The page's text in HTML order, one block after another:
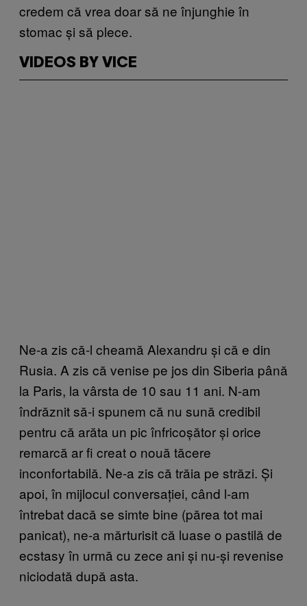
credem că vrea doar să ne înjunghie în
stomac și să plece.
VIDEOS BY VICE
Ne-a zis că-l cheamă Alexandru și că e din
Rusia. A zis că venise pe jos din Siberia până
la Paris, la vârsta de 10 sau 11 ani. N-am
îndrăznit să-i spunem că nu sună credibil
pentru că arăta un pic înfricoșător și orice
remarcă ar fi creat o nouă tăcere
inconfortabilă. Ne-a zis că trăia pe străzi. Și
apoi, în mijlocul conversației, când l-am
întrebat dacă se simte bine (părea tot mai
panicat), ne-a mărturisit că luase o pastilă de
ecstasy în urmă cu zece ani și nu-și revenise
niciodată după asta.